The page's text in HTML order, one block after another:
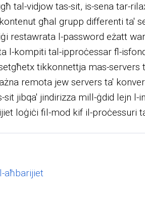
tal-vidjow tas-sit, is-sena tar-
għal grupp differenti ta'
restawrata l-password eżatt
l-kompiti tal-ipproċessar fl-
tikkonnettja mas-
remota jew servers ta'
sit jibqa' jindirizza mill-ġdid lejn
loġiċi fil-mod kif il-proċessuri
aħbarijiet